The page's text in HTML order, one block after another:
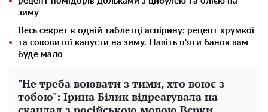
зиму
Весь секрет в одній таблетці аспірину: рецепт хрумкої
та соковитої капусти на зиму. Навіть п'яти банок вам
буде мало
"Не треба воювати з тими, хто воює з
тобою": Ірина Білик відреагувала на